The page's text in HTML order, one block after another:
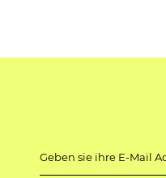
Geben sie ihre E-Mail